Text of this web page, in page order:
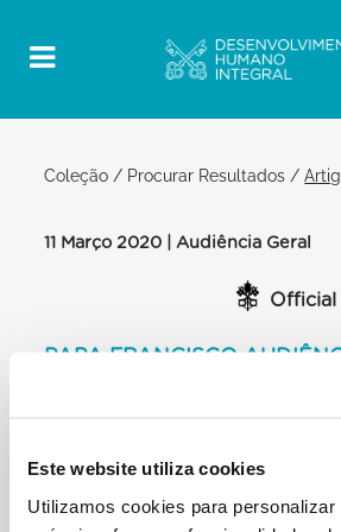
Este website utiliza cookies
Utilizamos cookies para personalizar
Coleção / Procurar Resultados /
11 Março 2020 | Audiência Geral
Official
PAPA FRANCISCO
BIBLIOTECA DO PALÁCIO
incerteza acerca das próprias